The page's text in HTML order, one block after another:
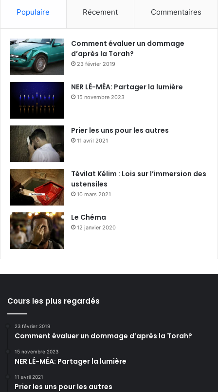
Populaire Récement Commentaires
Comment évaluer un dommage
d’après la Torah?
23 février 2019
NER LÉ-MÉA: Partager la lumière
15 novembre 2023
Prier les uns pour les autres
11 avril 2021
Tévilat Kélim : Lois sur l’immersion des
ustensiles
10 mars 2021
Le Chéma
12 janvier 2020
Cours les plus regardés
23 février 2019
Comment évaluer un dommage d’après la Torah?
15 novembre 2023
NER LÉ-MÉA: Partager la lumière
11 avril 2021
Prier les uns pour les autres